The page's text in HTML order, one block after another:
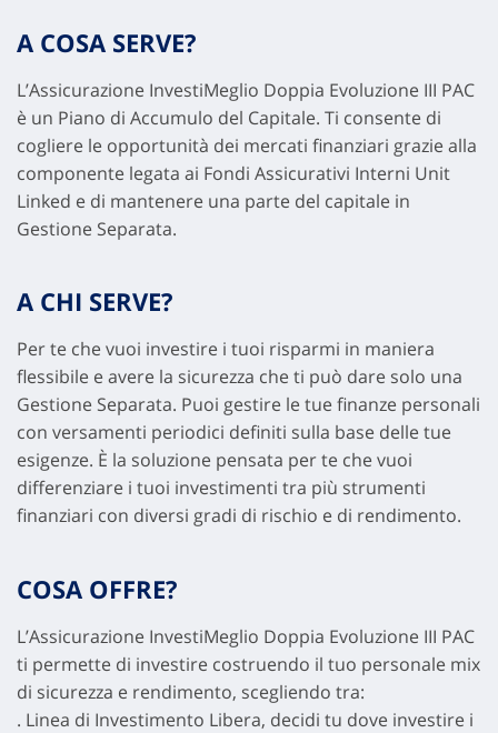
A COSA SERVE?
L’Assicurazione InvestiMeglio Doppia Evoluzione III PAC
è un Piano di Accumulo del Capitale. Ti consente di
cogliere le opportunità dei mercati finanziari grazie alla
componente legata ai Fondi Assicurativi Interni Unit
Linked e di mantenere una parte del capitale in
Gestione Separata.
A CHI SERVE?
Per te che vuoi investire i tuoi risparmi in maniera
flessibile e avere la sicurezza che ti può dare solo una
Gestione Separata. Puoi gestire le tue finanze personali
con versamenti periodici definiti sulla base delle tue
esigenze. È la soluzione pensata per te che vuoi
differenziare i tuoi investimenti tra più strumenti
finanziari con diversi gradi di rischio e di rendimento.
COSA OFFRE?
L’Assicurazione InvestiMeglio Doppia Evoluzione III PAC
ti permette di investire costruendo il tuo personale mix
di sicurezza e rendimento, scegliendo tra:
. Linea di Investimento Libera, decidi tu dove investire i